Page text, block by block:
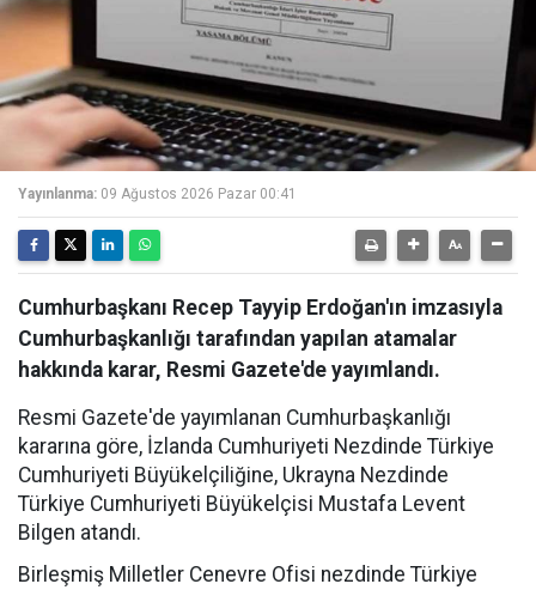
Yayınlanma: 09 Ağustos 2026 Pazar 00:41
Cumhurbaşkanı Recep Tayyip Erdoğan'ın imzasıyla
Cumhurbaşkanlığı tarafından yapılan atamalar
hakkında karar, Resmi Gazete'de yayımlandı.
Resmi Gazete'de yayımlanan Cumhurbaşkanlığı
kararına göre, İzlanda Cumhuriyeti Nezdinde Türkiye
Cumhuriyeti Büyükelçiliğine, Ukrayna Nezdinde
Türkiye Cumhuriyeti Büyükelçisi Mustafa Levent
Bilgen atandı.
Birleşmiş Milletler Cenevre Ofisi nezdinde Türkiye